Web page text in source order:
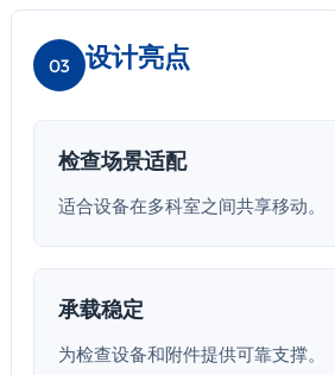
03 设计亮点
检查场景适配
适合设备在多科室之间共享移动。
承载稳定
为检查设备和附件提供可靠支撑。